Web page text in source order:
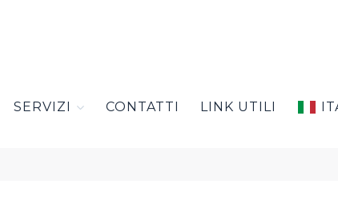
SERVIZI CONTATTI LINK UTILI